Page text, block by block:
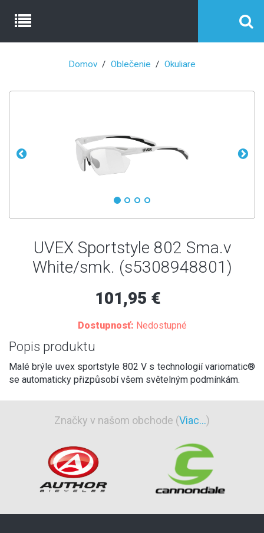
Domov Oblečenie Okuliare
UVEX Sportstyle 802 Sma.v
White/smk. (s5308948801)
101,95 €
Dostupnosť: Nedostupné
Popis produktu
Malé brýle uvex sportstyle 802 V s technologií variomatic®
se automaticky přizpůsobí všem světelným podmínkám.
Značky v našom obchode (Viac...)